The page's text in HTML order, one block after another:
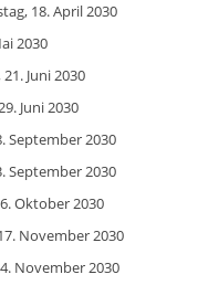
18. April 2030
2030
Juni 2030
Juni 2030
September 2030
September 2030
Oktober 2030
November 2030
November 2030